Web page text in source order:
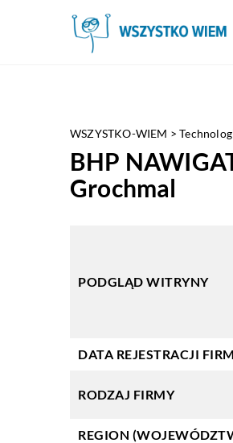
WSZYSTKO-WIEM >
BHP
Grochmal
PODGLĄD WITRYNY
DATA REJESTRACJI
RODZAJ FIRMY
REGION